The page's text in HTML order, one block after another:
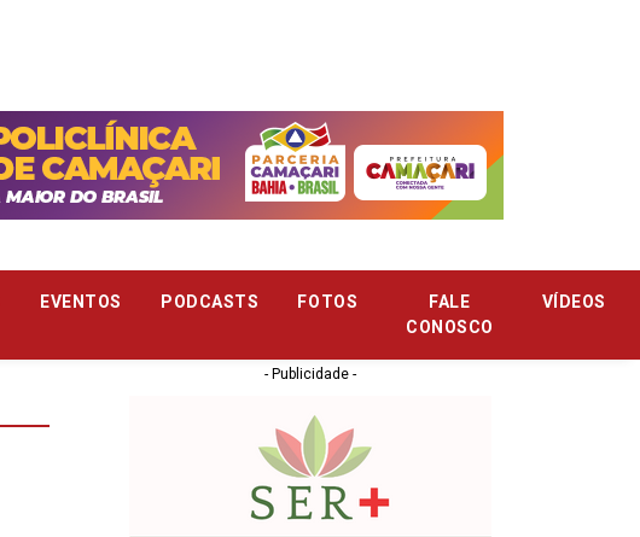
EVENTOS PODCASTS FOTOS
FALE
CONOSCO
VÍDEOS
- Publicidade -